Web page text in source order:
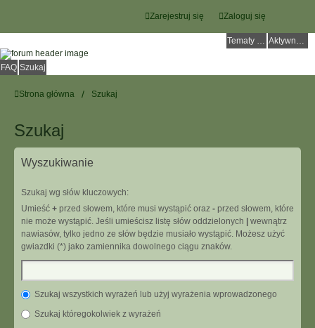
Zaloguj się
Zarejestruj się
Tematy bez odpowiedzi Aktywne tematy
FAQ Szukaj
Strona główna Szukaj
Szukaj
Wyszukiwanie
Szukaj wg słów kluczowych:
Umieść + przed słowem, które musi wystąpić oraz - przed słowem, które
nie może wystąpić. Jeśli umieścisz listę słów oddzielonych
wewnątrz
nawiasów, tylko jedno ze słów będzie musiało wystąpić. Możesz użyć
gwiazdki (*) jako zamiennika dowolnego ciągu znaków.
Szukaj wszystkich wyrażeń lub użyj wyrażenia wprowadzonego
Szukaj któregokolwiek z wyrażeń